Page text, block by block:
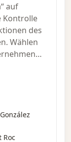
auf
Kontrolle
des
Wählen
Konflikts
und
mit Ihren
Roc